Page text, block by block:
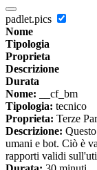
padlet.pics
Nome
Tipologia
Proprieta
Descrizione
Durata
Nome: __cf_bm
Tipologia: tecnico
Proprieta: Terze
Descrizione:
umani e bot. Ciò è
rapporti validi